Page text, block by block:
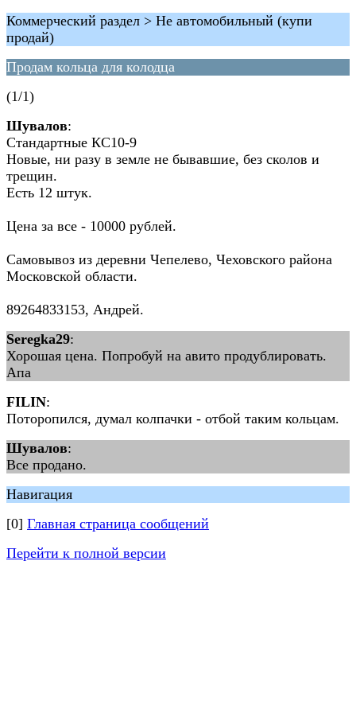
Коммерческий раздел > Не автомобильный (купи
продай)
Продам кольца для колодца
(1/1)
Шувалов:
Стандартные КС10-9
Новые, ни разу в земле не бывавшие, без сколов и
трещин.
Есть 12 штук.
Цена за все - 10000 рублей.
Самовывоз из деревни Чепелево, Чеховского района
Московской области.
89264833153, Андрей.
Seregka29:
Хорошая цена. Попробуй на авито продублировать.
Апа
FILIN:
Поторопился, думал колпачки - отбой таким кольцам.
Шувалов:
Все продано.
Навигация
[0] Главная страница сообщений
Перейти к полной версии